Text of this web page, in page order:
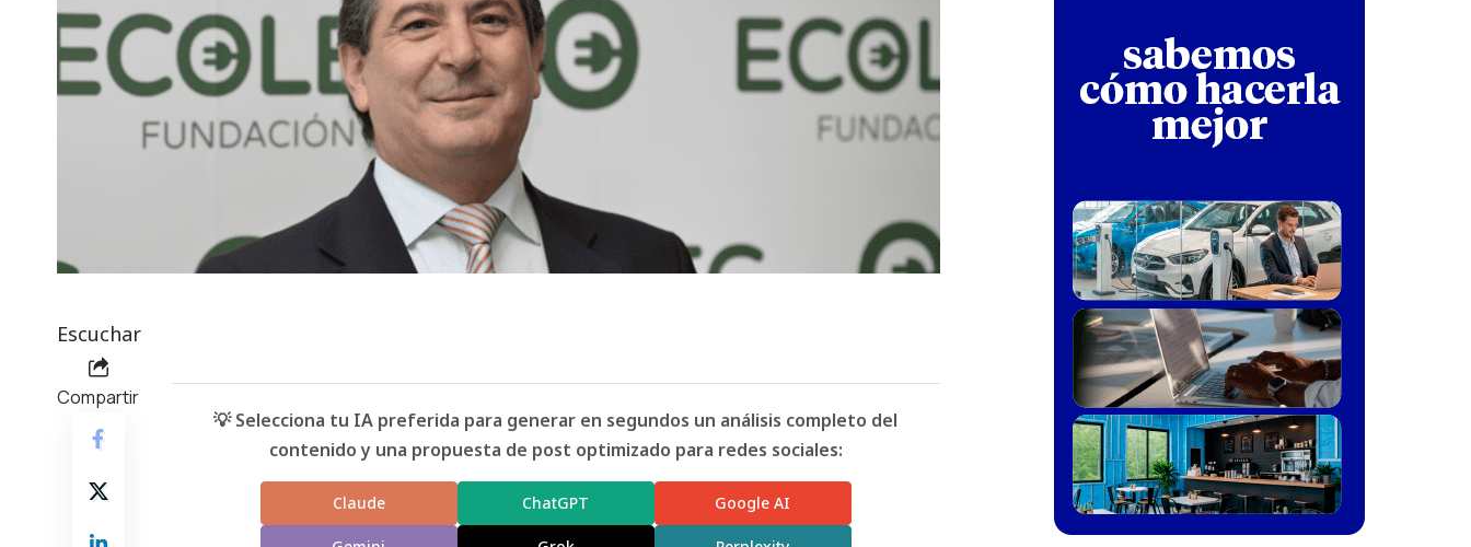
Escuchar
Compartir
💡 Selecciona tu IA preferida para generar en segundos un análisis completo del
contenido y una propuesta de post optimizado para redes sociales:
Claude ChatGPT Google AI